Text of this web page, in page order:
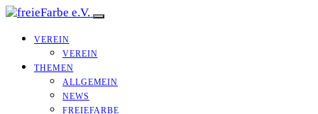
VEREIN
VEREIN
THEMEN
ALLGEMEIN
NEWS
FREIEFARBE